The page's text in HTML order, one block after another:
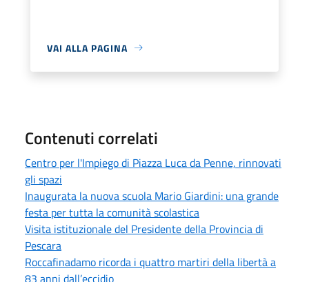
VAI ALLA PAGINA
Contenuti correlati
Centro per l'Impiego di Piazza Luca da Penne, rinnovati
gli spazi
Inaugurata la nuova scuola Mario Giardini: una grande
festa per tutta la comunità scolastica
Visita istituzionale del Presidente della Provincia di
Pescara
Roccafinadamo ricorda i quattro martiri della libertà a
83 anni dall’eccidio